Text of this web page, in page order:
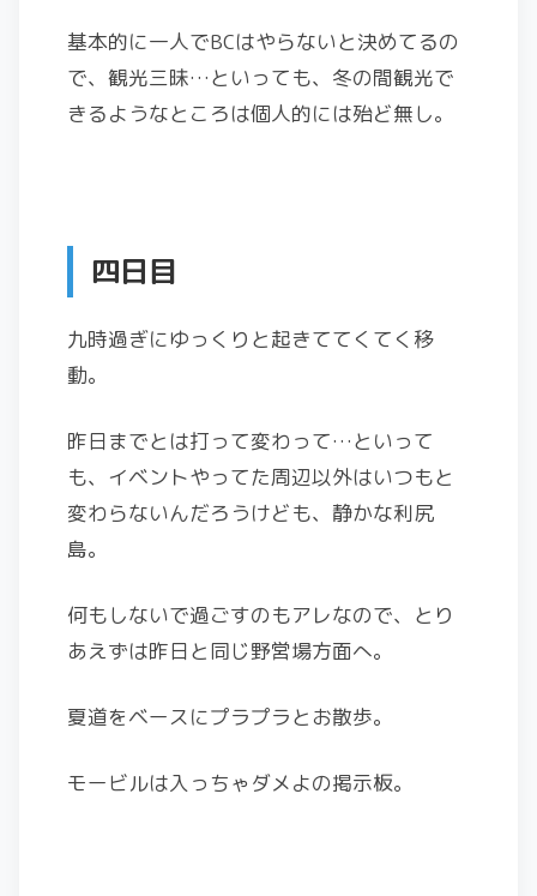
基本的に一人でBCはやらないと決めてるの
で、観光三昧…といっても、冬の間観光で
きるようなところは個人的には殆ど無し。
四日目
九時過ぎにゆっくりと起きててくてく移
動。
昨日までとは打って変わって…といって
も、イベントやってた周辺以外はいつもと
変わらないんだろうけども、静かな利尻
島。
何もしないで過ごすのもアレなので、とり
あえずは昨日と同じ野営場方面へ。
夏道をベースにプラプラとお散歩。
モービルは入っちゃダメよの掲示板。